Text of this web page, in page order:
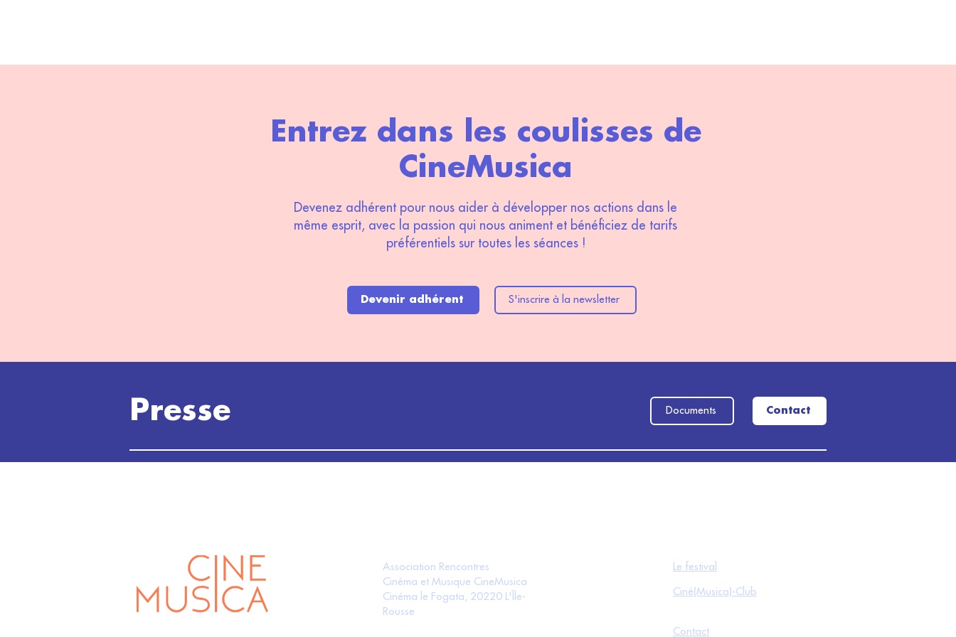
Entrez dans les coulisses de
CineMusica
Devenez adhérent pour nous aider à développer nos actions dans le
même esprit, avec la passion qui nous animent et bénéficiez de tarifs
préférentiels sur toutes les séances !
Devenir adhérent S'inscrire à la newsletter
Presse Documents Contact
Association Rencontres
Cinéma et Musique CineMusica
Cinéma le Fogata, 20220 L'Île-
Rousse​
Le festival
Ciné(Musica)-Club
Contact